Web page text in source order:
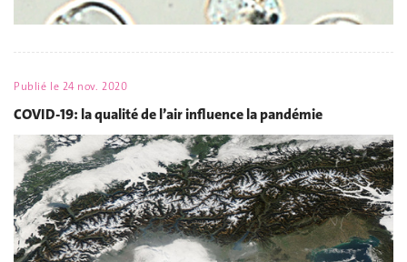
Publié le 24 nov. 2020
COVID-19: la qualité de l’air influence la pandémie